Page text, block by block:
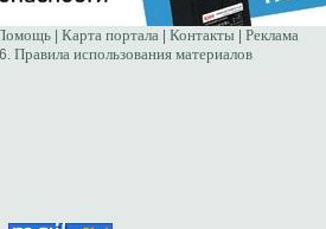
| Карта портала| Контакты| Реклама
Правила использования материалов